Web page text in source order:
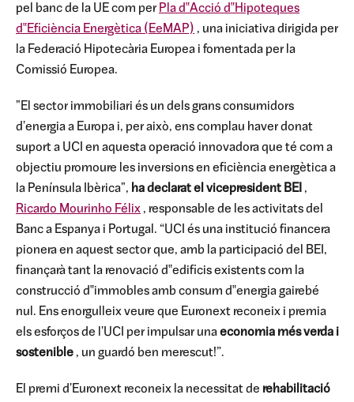
pel banc de la UE com per Pla d‟Acció d‟Hipoteques
d‟Eficiència Energètica (EeMAP) , una iniciativa dirigida per
la Federació Hipotecària Europea i fomentada per la
Comissió Europea.
"El sector immobiliari és un dels grans consumidors
d'energia a Europa i, per això, ens complau haver donat
suport a UCI en aquesta operació innovadora que té com a
objectiu promoure les inversions en eficiència energètica a
la Península Ibèrica", ha declarat el vicepresident BEI ,
Ricardo Mourinho Félix , responsable de les activitats del
Banc a Espanya i Portugal. “UCI és una institució financera
pionera en aquest sector que, amb la participació del BEI,
finançarà tant la renovació d‟edificis existents com la
construcció d‟immobles amb consum d‟energia gairebé
nul. Ens enorgulleix veure que Euronext reconeix i premia
els esforços de l'UCI per impulsar unaeconomia més verda i
sostenible , un guardó ben merescut!”.
El premi d'Euronext reconeix la necessitat de rehabilitació